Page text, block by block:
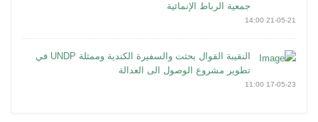
جمعية الرباط الإنمائية
21-05-21 14:00
النقيبة القوال بحثت والسفيرة الكندية وممثلة UNDP في
تطوير مشروع الوصول الى العدالة
17-05-23 11:00